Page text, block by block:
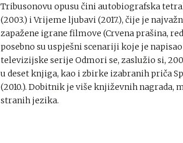
Tribusonovu opusu čini autobiografska
(2003.) i Vrijeme ljubavi (2017.), čije je
zapažene igrane filmove (Crvena prašina,
posebno su uspješni scenariji koje je
televizijske serije Odmori se, zaslužio si,
u deset knjiga, kao i zbirke izabranih priča
(2010.). Dobitnik je više književnih nagrada,
stranih jezika.